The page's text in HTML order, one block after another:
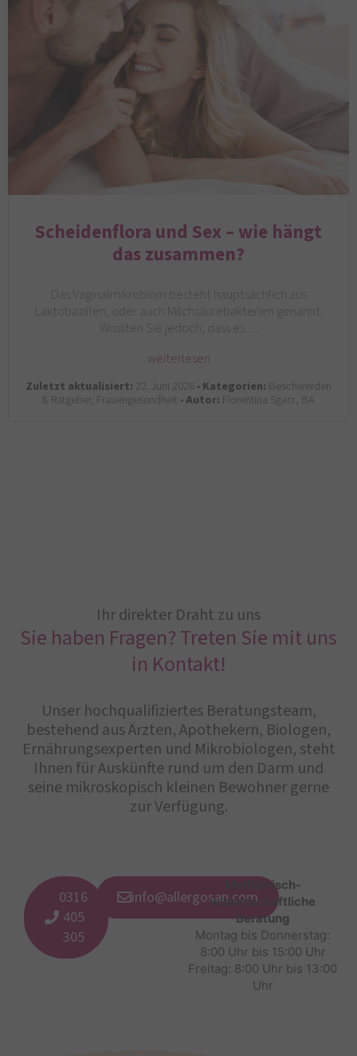
Scheidenflora und Sex – wie hängt
das zusammen?
Das Vaginalmikrobiom besteht hauptsächlich aus
Laktobazillen, oder auch Milchsäurebakterien genannt.
Wussten Sie jedoch, dass es…
weiterlesen
Zuletzt aktualisiert: 22. Juni 2026 •Kategorien: Beschwerden
& Ratgeber, Frauengesundheit •Autor: Florentina Sgarz, BA
Ihr direkter Draht zu uns
Sie haben Fragen? Treten Sie mit uns
in Kontakt!
Unser hochqualifiziertes Beratungsteam,
bestehend aus Ärzten, Apothekern, Biologen,
Ernährungsexperten und Mikrobiologen, steht
Ihnen für Auskünfte rund um den Darm und
seine mikroskopisch kleinen Bewohner gerne
zur Verfügung.
0316
405
305
info@allergosan.com
Medizinisch-
wissenschaftliche
Beratung
Montag bis Donnerstag:
8:00 Uhr bis 15:00 Uhr
Freitag: 8:00 Uhr bis 13:00
Uhr